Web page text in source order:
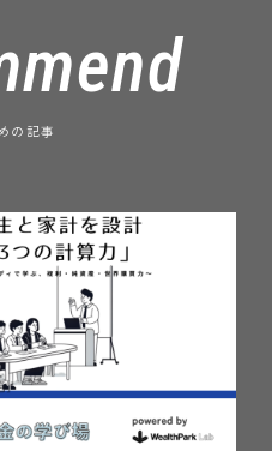
の記事